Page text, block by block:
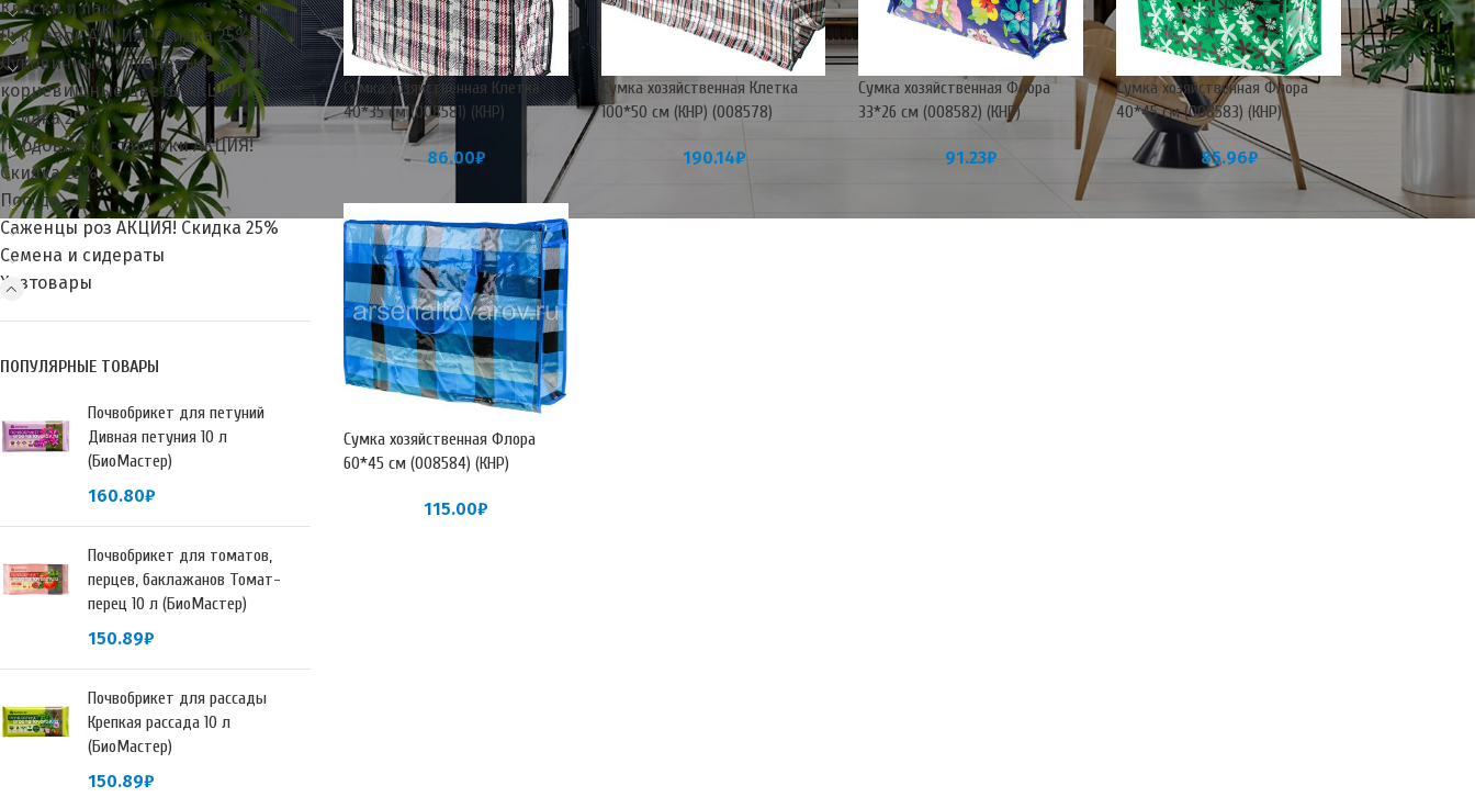
Краски и лаки
Лук севок АКЦИЯ! Скидка 25%
Луковичные, клубневые,
корневищные цветы АКЦИЯ!
Скидка 25%
Плодовые кустарники АКЦИЯ!
Скидка 25%
Посуда
Саженцы роз АКЦИЯ! Скидка 25%
Семена и сидераты
Хозтовары
ПОПУЛЯРНЫЕ ТОВАРЫ
Почвобрикет для петуний
Дивная петуния 10 л
(БиоМастер)
160.80₽
Почвобрикет для томатов,
перцев, баклажанов Томат-
перец 10 л (БиоМастер)
150.89₽
Почвобрикет для рассады
Крепкая рассада 10 л
(БиоМастер)
150.89₽
Сумка хозяйственная Клетка
40*35 см (008581) (КНР)
86.00₽
Сумка хозяйственная Клетка
100*50 см (КНР) (008578)
190.14₽
Сумка хозяйственная Флора
33*26 см (008582) (КНР)
91.23₽
Сумка хозяйственная Флора
40*45 см (008583) (КНР)
85.96₽
Сумка хозяйственная Флора
60*45 см (008584) (КНР)
115.00₽